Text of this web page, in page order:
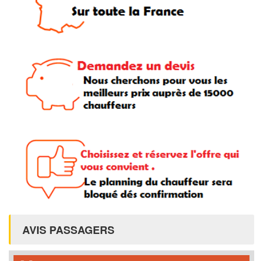
AVIS PASSAGERS